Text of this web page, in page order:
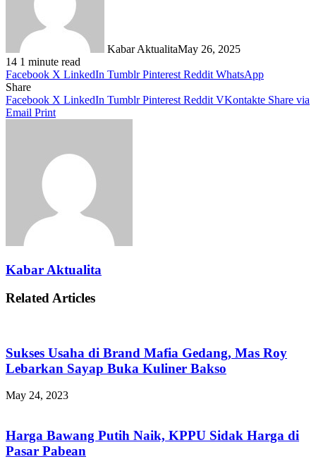
Kabar AktualitaMay 26, 2025
14 1 minute read
Facebook X LinkedIn Tumblr Pinterest Reddit WhatsApp
Share
Facebook X LinkedIn Tumblr Pinterest Reddit VKontakte Share via
Email Print
Kabar Aktualita
Related Articles
Sukses Usaha di Brand Mafia Gedang, Mas Roy
Lebarkan Sayap Buka Kuliner Bakso
May 24, 2023
Harga Bawang Putih Naik, KPPU Sidak Harga di
Pasar Pabean